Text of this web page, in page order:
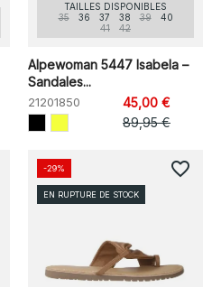
TAILLES DISPONIBLES
35
36 37 38 39
40
41
42
Alpewoman 5447 Isabela –
Sandales...
21201850
45,00 €
89,95 €
-29%
EN RUPTURE DE STOCK
favorite_border